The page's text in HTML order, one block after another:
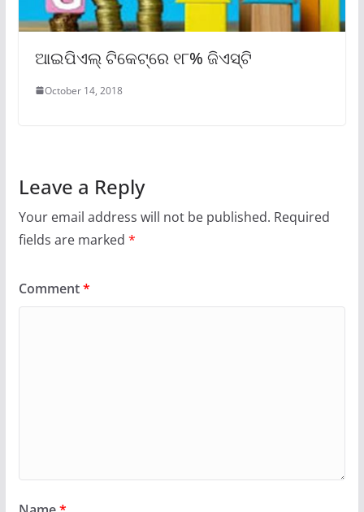
ଆଇପିଏଲ୍ ଟିକେଟ୍ରେ ୧୮% ଜିଏସ୍ଟି
October 14, 2018
Leave a Reply
Your email address will not be published. Required
fields are marked *
Comment*